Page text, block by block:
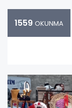
1559 OKUNMA